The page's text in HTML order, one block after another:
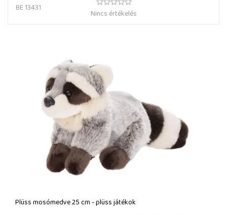
BE 13431
Nincs értékelés
Plüss mosómedve 25 cm - plüss játékok